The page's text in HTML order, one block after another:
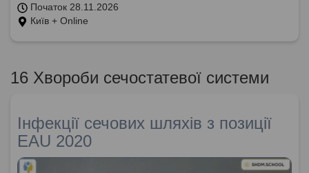
Початок 28.11.2026
Київ + Online
16 Хвороби сечостатевої системи
Інфекції сечових шляхів з позиції
EAU 2020